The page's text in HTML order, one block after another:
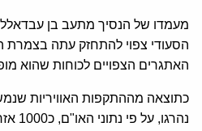
מעמדו של הנסיך מתעב בן
הסעודי צפוי להתחזק עתה בצמרת
האתגרים הצפויים לכוחות שהוא
כתוצאה מההתקפות האוויריות